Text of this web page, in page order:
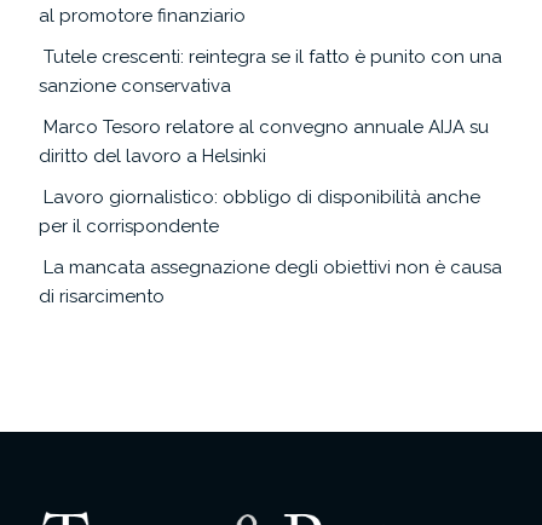
al promotore finanziario
Tutele crescenti: reintegra se il fatto è punito con una
sanzione conservativa
Marco Tesoro relatore al convegno annuale AIJA su
diritto del lavoro a Helsinki
Lavoro giornalistico: obbligo di disponibilità anche
per il corrispondente
La mancata assegnazione degli obiettivi non è causa
di risarcimento